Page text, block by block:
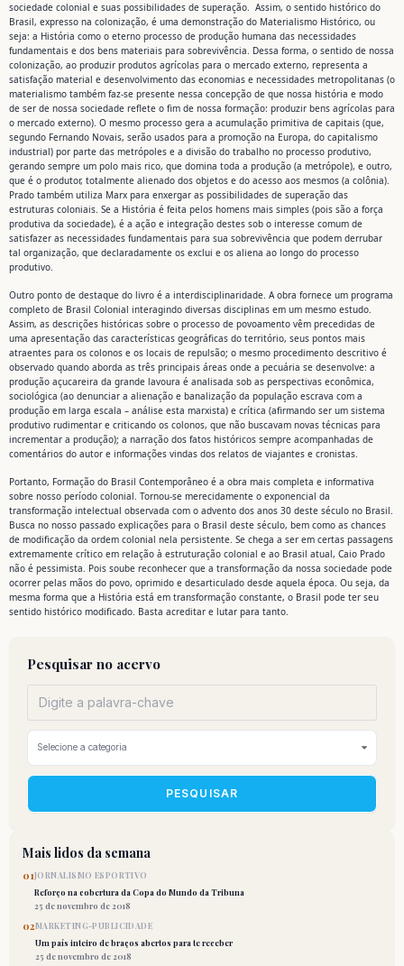
sociedade colonial e suas possibilidades de superação. Assim, o sentido histórico do
Brasil, expresso na colonização, é uma demonstração do Materialismo Histórico, ou
seja: a História como o eterno processo de produção humana das necessidades
fundamentais e dos bens materiais para sobrevivência. Dessa forma, o sentido de nossa
colonização, ao produzir produtos agrícolas para o mercado externo, representa a
satisfação material e desenvolvimento das economias e necessidades metropolitanas (o
materialismo também faz-se presente nessa concepção de que nossa história e modo
de ser de nossa sociedade reflete o fim de nossa formação: produzir bens agrícolas para
o mercado externo). O mesmo processo gera a acumulação primitiva de capitais (que,
segundo Fernando Novais, serão usados para a promoção na Europa, do capitalismo
industrial) por parte das metrópoles e a divisão do trabalho no processo produtivo,
gerando sempre um polo mais rico, que domina toda a produção (a metrópole), e outro,
que é o produtor, totalmente alienado dos objetos e do acesso aos mesmos (a colônia).
Prado também utiliza Marx para enxergar as possibilidades de superação das
estruturas coloniais. Se a História é feita pelos homens mais simples (pois são a força
produtiva da sociedade), é a ação e integração destes sob o interesse comum de
satisfazer as necessidades fundamentais para sua sobrevivência que podem derrubar
tal organização, que declaradamente os exclui e os aliena ao longo do processo
produtivo.
Outro ponto de destaque do livro é a interdisciplinaridade. A obra fornece um programa
completo de Brasil Colonial interagindo diversas disciplinas em um mesmo estudo.
Assim, as descrições históricas sobre o processo de povoamento vêm precedidas de
uma apresentação das características geográficas do território, seus pontos mais
atraentes para os colonos e os locais de repulsão; o mesmo procedimento descritivo é
observado quando aborda as três principais áreas onde a pecuária se desenvolve: a
produção açucareira da grande lavoura é analisada sob as perspectivas econômica,
sociológica (ao denunciar a alienação e banalização da população escrava com a
produção em larga escala – análise esta marxista) e crítica (afirmando ser um sistema
produtivo rudimentar e criticando os colonos, que não buscavam novas técnicas para
incrementar a produção); a narração dos fatos históricos sempre acompanhadas de
comentários do autor e informações vindas dos relatos de viajantes e cronistas.
Portanto, Formação do Brasil Contemporâneo é a obra mais completa e informativa
sobre nosso período colonial. Tornou-se merecidamente o exponencial da
transformação intelectual observada com o advento dos anos 30 deste século no Brasil.
Busca no nosso passado explicações para o Brasil deste século, bem como as chances
de modificação da ordem colonial nela persistente. Se chega a ser em certas passagens
extremamente crítico em relação à estruturação colonial e ao Brasil atual, Caio Prado
não é pessimista. Pois soube reconhecer que a transformação da nossa sociedade pode
ocorrer pelas mãos do povo, oprimido e desarticulado desde aquela época. Ou seja, da
mesma forma que a História está em transformação constante, o Brasil pode ter seu
sentido histórico modificado. Basta acreditar e lutar para tanto.
Pesquisar no acervo
PESQUISAR
Mais lidos da semana
01JORNALISMO ESPORTIVO
Reforço na cobertura da Copa do Mundo da Tribuna
25 de novembro de 2018
02MARKETING-PUBLICIDADE
Um país inteiro de braços abertos para te receber
25 de novembro de 2018